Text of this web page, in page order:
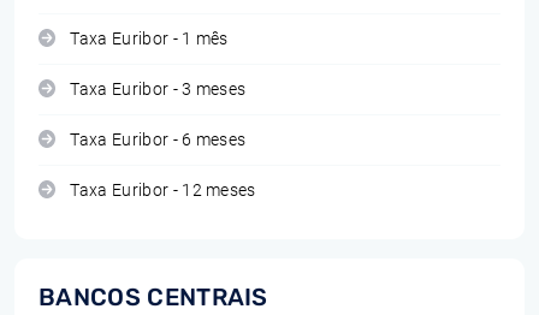
Taxa Euribor - 1 mês
Taxa Euribor - 3 meses
Taxa Euribor - 6 meses
Taxa Euribor - 12 meses
BANCOS CENTRAIS